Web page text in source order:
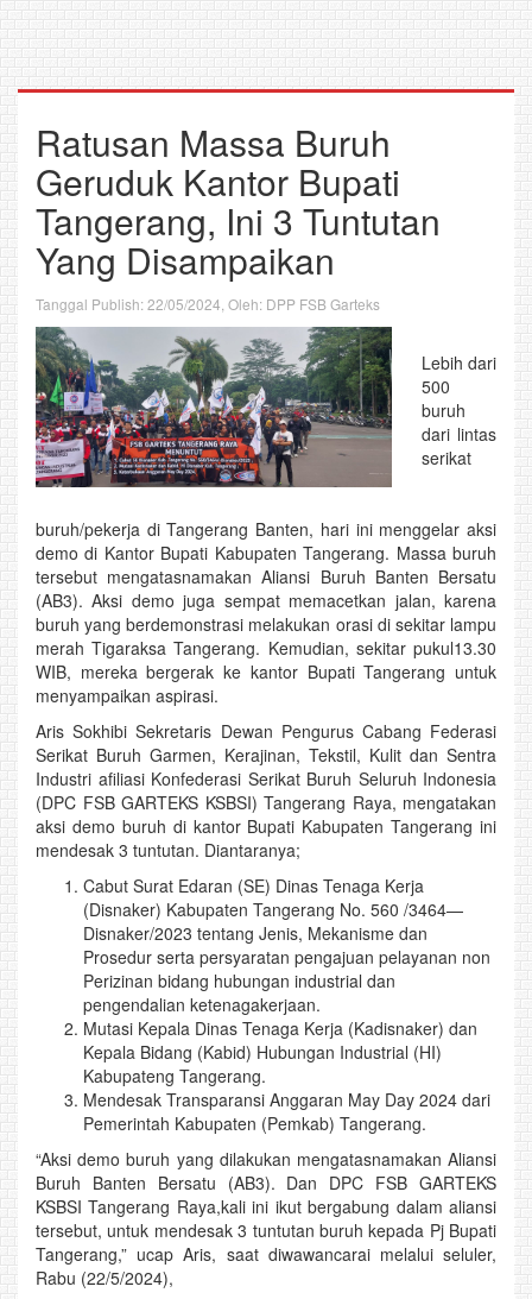
Ratusan Massa Buruh
Geruduk Kantor Bupati
Tangerang, Ini 3 Tuntutan
Yang Disampaikan
Tanggal Publish: 22/05/2024, Oleh: DPP FSB Garteks
Lebih dari
500
buruh
dari lintas
serikat
buruh/pekerja di Tangerang Banten, hari ini menggelar aksi
demo di Kantor Bupati Kabupaten Tangerang. Massa buruh
tersebut mengatasnamakan Aliansi Buruh Banten Bersatu
(AB3). Aksi demo juga sempat memacetkan jalan, karena
buruh yang berdemonstrasi melakukan orasi di sekitar lampu
merah Tigaraksa Tangerang. Kemudian, sekitar pukul13.30
WIB, mereka bergerak ke kantor Bupati Tangerang untuk
menyampaikan aspirasi.
Aris Sokhibi Sekretaris Dewan Pengurus Cabang Federasi
Serikat Buruh Garmen, Kerajinan, Tekstil, Kulit dan Sentra
Industri afiliasi Konfederasi Serikat Buruh Seluruh Indonesia
(DPC FSB GARTEKS KSBSI) Tangerang Raya, mengatakan
aksi demo buruh di kantor Bupati Kabupaten Tangerang ini
mendesak 3 tuntutan. Diantaranya;
Cabut Surat Edaran (SE) Dinas Tenaga Kerja
(Disnaker) Kabupaten Tangerang No. 560 /3464—
Disnaker/2023 tentang Jenis, Mekanisme dan
Prosedur serta persyaratan pengajuan pelayanan non
Perizinan bidang hubungan industrial dan
pengendalian ketenagakerjaan.
Mutasi Kepala Dinas Tenaga Kerja (Kadisnaker) dan
Kepala Bidang (Kabid) Hubungan Industrial (HI)
Kabupateng Tangerang.
Mendesak Transparansi Anggaran May Day 2024 dari
Pemerintah Kabupaten (Pemkab) Tangerang.
“Aksi demo buruh yang dilakukan mengatasnamakan Aliansi
Buruh Banten Bersatu (AB3). Dan DPC FSB GARTEKS
KSBSI Tangerang Raya,kali ini ikut bergabung dalam aliansi
tersebut, untuk mendesak 3 tuntutan buruh kepada Pj Bupati
Tangerang,” ucap Aris, saat diwawancarai melalui seluler,
Rabu (22/5/2024),